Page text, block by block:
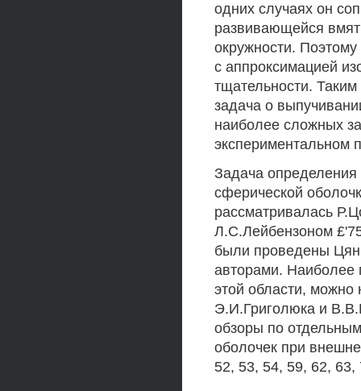
одних случаях он
развивающейся
окружности.
с аппроксимацией
тщательности.
задача о
наиболее сложных
экспериментальном
Задача определения
сферической
рассматривалась
Л.С.Лейбензоном
были проведены
авторами. Наиболее
этой области,
Э.И.Григолюка и
обзоры по
оболочек при
52, 53, 54, 59, 62,